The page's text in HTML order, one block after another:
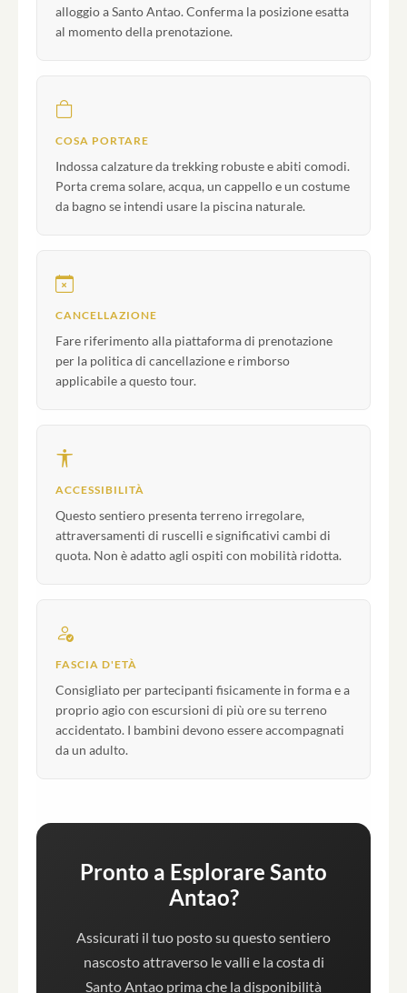
alloggio a Santo Antao. Conferma la posizione esatta
al momento della prenotazione.
COSA PORTARE
Indossa calzature da trekking robuste e abiti comodi.
Porta crema solare, acqua, un cappello e un costume
da bagno se intendi usare la piscina naturale.
CANCELLAZIONE
Fare riferimento alla piattaforma di prenotazione
per la politica di cancellazione e rimborso
applicabile a questo tour.
ACCESSIBILITÀ
Questo sentiero presenta terreno irregolare,
attraversamenti di ruscelli e significativi cambi di
quota. Non è adatto agli ospiti con mobilità ridotta.
FASCIA D'ETÀ
Consigliato per partecipanti fisicamente in forma e a
proprio agio con escursioni di più ore su terreno
accidentato. I bambini devono essere accompagnati
da un adulto.
Pronto a Esplorare Santo
Antao?
Assicurati il tuo posto su questo sentiero
nascosto attraverso le valli e la costa di
Santo Antao prima che la disponibilità